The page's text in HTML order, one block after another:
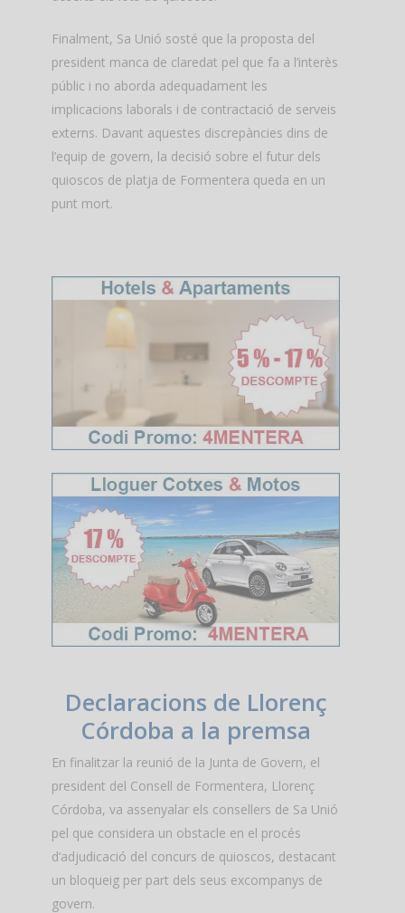
Finalment, Sa Unió sosté que la proposta del
president manca de claredat pel que fa a l’interès
públic i no aborda adequadament les
implicacions laborals i de contractació de serveis
externs. Davant aquestes discrepàncies dins de
l’equip de govern, la decisió sobre el futur dels
quioscos de platja de Formentera queda en un
punt mort.
Declaracions de Llorenç
Córdoba a la premsa
En finalitzar la reunió de la Junta de Govern, el
president del Consell de Formentera, Llorenç
Córdoba, va assenyalar els consellers de Sa Unió
pel que considera un obstacle en el procés
d’adjudicació del concurs de quioscos, destacant
un bloqueig per part dels seus excompanys de
govern.